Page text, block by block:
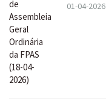
01-04-2026